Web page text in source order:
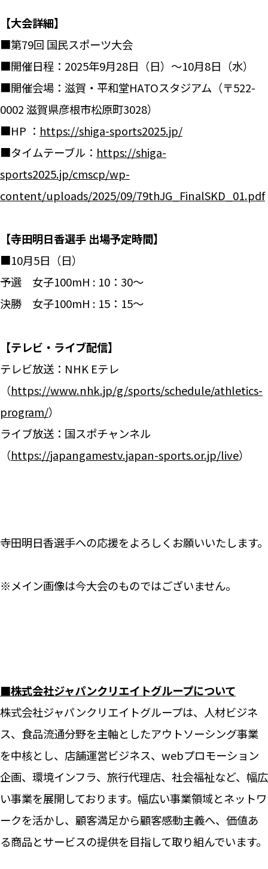
【大会詳細】
■第79回 国民スポーツ大会
■開催日程：2025年9月28日（日）～10月8日（水）
■開催会場：滋賀・平和堂HATOスタジアム（〒522-
0002 滋賀県彦根市松原町3028）
■HP ： https://shiga-sports2025.jp/
■タイムテーブル： https://shiga-
sports2025.jp/cmscp/wp-
content/uploads/2025/09/79thJG_FinalSKD_01.pdf
【寺田明日香選手 出場予定時間】
■10月5日（日）
予選 女子100mH : 10：30～
決勝 女子100mH : 15：15～
【テレビ・ライブ配信】
テレビ放送：NHK Eテレ
（https://www.nhk.jp/g/sports/schedule/athletics-
program/）
ライブ放送：国スポチャンネル
（https://japangamestv.japan-sports.or.jp/live）
寺田明日香選手への応援をよろしくお願いいたします。
※メイン画像は今大会のものではございません。
■株式会社ジャパンクリエイトグループについて
株式会社ジャパンクリエイトグループは、人材ビジネ
ス、食品流通分野を主軸としたアウトソーシング事業
を中核とし、店舗運営ビジネス、webプロモーション
企画、環境インフラ、旅行代理店、社会福祉など、幅広
い事業を展開しております。幅広い事業領域とネットワ
ークを活かし、顧客満足から顧客感動主義へ、価値あ
る商品とサービスの提供を目指して取り組んでいます。